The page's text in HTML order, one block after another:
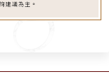
建議為主。